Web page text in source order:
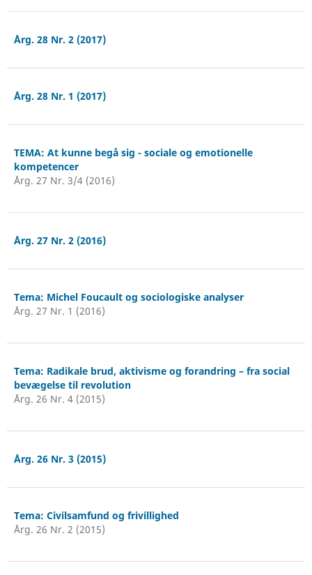
Årg. 28 Nr. 2 (2017)
Årg. 28 Nr. 1 (2017)
TEMA: At kunne begå sig - sociale og emotionelle
kompetencer
Årg. 27 Nr. 3/4 (2016)
Årg. 27 Nr. 2 (2016)
Tema: Michel Foucault og sociologiske analyser
Årg. 27 Nr. 1 (2016)
Tema: Radikale brud, aktivisme og forandring – fra social
bevægelse til revolution
Årg. 26 Nr. 4 (2015)
Årg. 26 Nr. 3 (2015)
Tema: Civilsamfund og frivillighed
Årg. 26 Nr. 2 (2015)